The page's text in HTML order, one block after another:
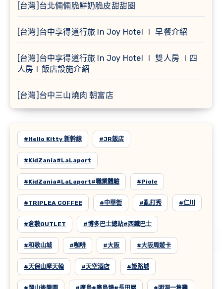
[台灣]台北倆倆脆鮮奶脆皮甜甜圈
[台灣]台中享得道行旅 In Joy Hotel ∣ 早餐介紹
[台灣]台中享得道行旅 In Joy Hotel ∣ 雙人房 ∣四
人房∣飯店設施介紹
[台灣]台中三山燒肉 朝富店
#Hello Kitty 新幹線 #JR飯店
#KidZania#LaLaport
#KidZania#LaLaport#職業體驗 #Piole
#TRIPLEA COFFEE #中華街 #亂打秀 #仁川
#倉敷OUTLET #博多巴士總站#西鐵巴士
#和歌山城 #咖啡 #大阪 #大阪周遊卡
#天保山摩天輪 #天空酒店 #姫路城